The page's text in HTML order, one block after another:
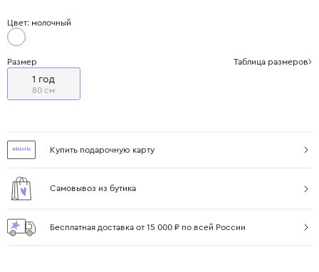
Цвет: молочный
Размер Таблица размеров
1 год
80 см
Купить подарочную карту
Самовывоз из бутика
Бесплатная доставка от 15 000 ₽ по всей России